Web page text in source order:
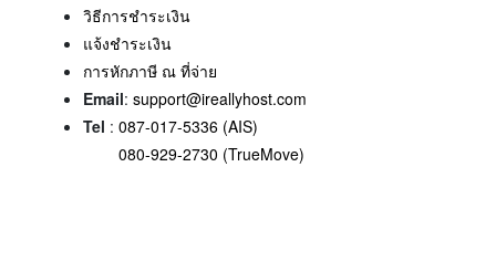
วิธีการชำระเงิน
แจ้งชำระเงิน
การหักภาษี ณ ที่จ่าย
Email: support@ireallyhost.com
Tel : 087-017-5336 (AIS)
080-929-2730 (TrueMove)